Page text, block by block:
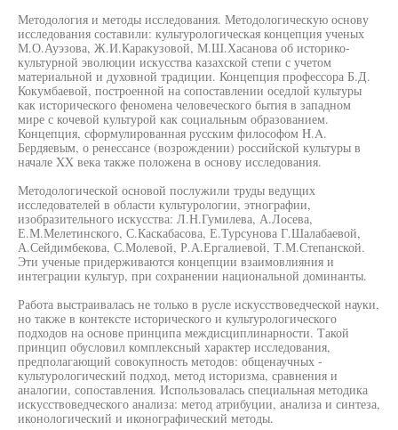
Методология и методы исследования. Методологическую основу
исследования составили: культурологическая концепция ученых
М.О.Ауэзова, Ж.И.Каракузовой, М.Ш.Хасанова об историко-
культурной эволюции искусства казахской степи с учетом
материальной и духовной традиции. Концепция профессора Б.Д.
Кокумбаевой, построенной на сопоставлении оседлой культуры
как исторического феномена человеческого бытия в западном
мире с кочевой культурой как социальным образованием.
Концепция, сформулированная русским философом H.A.
Бердяевым, о ренессансе (возрождении) российской культуры в
начале XX века также положена в основу исследования.
Методологической основой послужили труды ведущих
исследователей в области культурологии, этнографии,
изобразительного искусства: Л.Н.Гумилева, А.Лосева,
Е.М.Мелетинского, С.Каскабасова, Е.Турсунова Г.Шалабаевой,
А.Сейдимбекова, С.Молевой, Р.А.Ергалиевой, Т.М.Степанской.
Эти ученые придерживаются концепции взаимовлияния и
интеграции культур, при сохранении национальной доминанты.
Работа выстраивалась не только в русле искусствоведческой науки,
но также в контексте исторического и культурологического
подходов на основе принципа междисциплинарности. Такой
принцип обусловил комплексный характер исследования,
предполагающий совокупность методов: общенаучных -
культурологический подход, метод историзма, сравнения и
аналогии, сопоставления. Использовалась специальная методика
искусствоведческого анализа: метод атрибуции, анализа и синтеза,
иконологический и иконографический методы.